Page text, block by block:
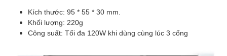
Kích thước: 95 * 55 * 30 mm.
Khối lượng: 220g
Công suất: Tối đa 120W khi dùng cùng lúc 3 cổng